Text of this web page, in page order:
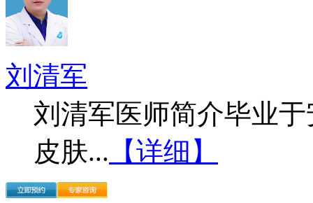
刘清军
刘清军医师简介毕业
皮肤... 【详细】